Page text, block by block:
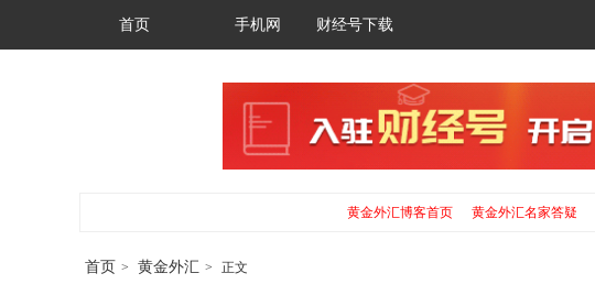
首页 手机网 财经号下载
黄金外汇博客首页 黄金外汇名家答疑
首页 > 黄金外汇 > 正文